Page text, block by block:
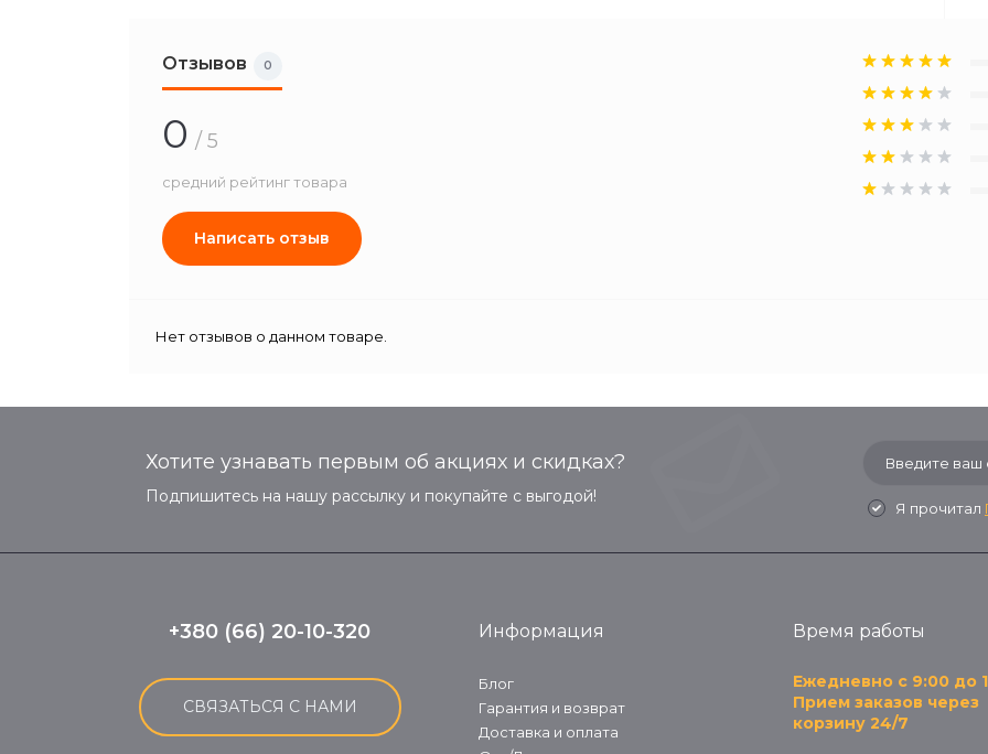
Отзывов 0
0 / 5
средний рейтинг товара
Написать отзыв
Нет отзывов о данном товаре.
Хотите узнавать первым об акциях и скидках?
Подпишитесь на нашу рассылку и покупайте с выгодой!
Я прочитал
+380 (66) 20-10-320
СВЯЗАТЬСЯ С НАМИ
Информация
Блог
Гарантия и возврат
Доставка и оплата
Время работы
Ежедневно с 9:00 до
Прием заказов через
корзину 24/7